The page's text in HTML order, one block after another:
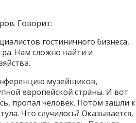
Говорит:
гостиничного бизнеса,
Нам сложно найти и
музейщиков,
европейской страны. И вот
пропал человек. Потом зашли к
Что случилось? Оказывается,